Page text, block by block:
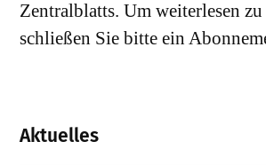
Zentralblatts. Um weiterlesen
schließen Sie bitte ein
Aktuelles